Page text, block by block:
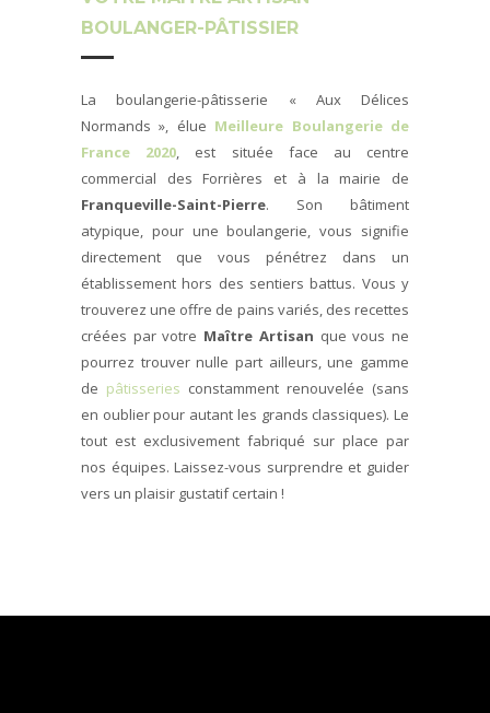
BOULANGER-PÂTISSIER
La boulangerie-pâtisserie « Aux Délices
Normands », élue Meilleure Boulangerie de
France 2020, est située face au centre
commercial des Forrières et à la mairie de
Franqueville-Saint-Pierre. Son bâtiment
atypique, pour une boulangerie, vous signifie
directement que vous pénétrez dans un
établissement hors des sentiers battus. Vous y
trouverez une offre de pains variés, des recettes
créées par votre Maître Artisan que vous ne
pourrez trouver nulle part ailleurs, une gamme
de pâtisseries constamment renouvelée (sans
en oublier pour autant les grands classiques). Le
tout est exclusivement fabriqué sur place par
nos équipes. Laissez-vous surprendre et guider
vers un plaisir gustatif certain !